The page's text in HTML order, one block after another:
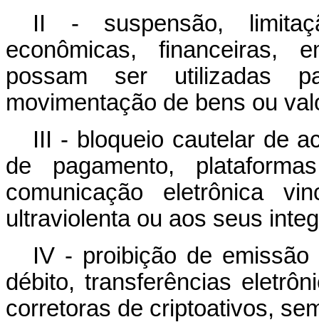
II - suspensão,
econômicas, financeiras,
possam ser utilizadas
movimentação de bens ou
III - bloqueio cautelar de
de pagamento,
comunicação eletrônica
ultraviolenta ou aos seus
IV - proibição de
débito, transferências
corretoras de criptoativos,